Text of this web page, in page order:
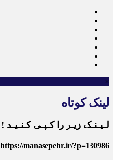
×
لینک کوتاه
لـیـنـک زیـر را کـپـی کـنـیـد !
https://manasepehr.ir/?p=130986